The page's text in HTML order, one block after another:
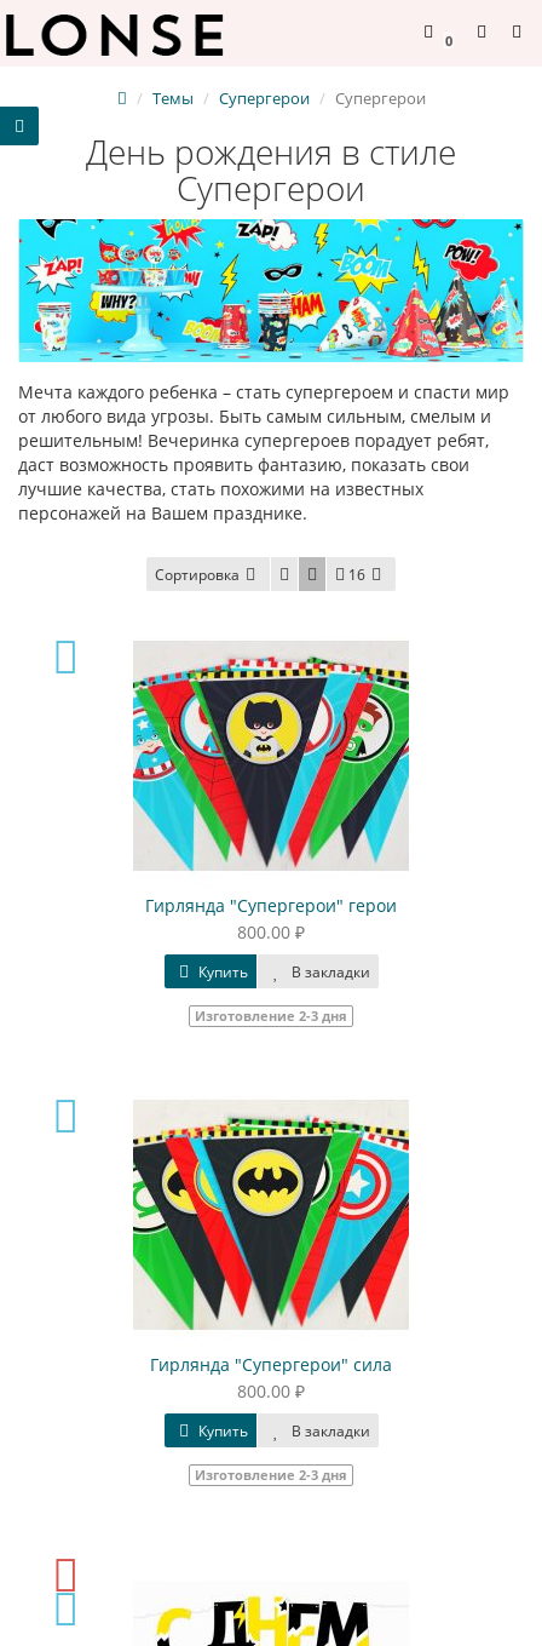
0
Темы Супергерои Супергерои
День рождения в стиле
Супергерои
Мечта каждого ребенка – стать супергероем и спасти мир
от любого вида угрозы. Быть самым сильным, смелым и
решительным! Вечеринка супергероев порадует ребят,
даст возможность проявить фантазию, показать свои
лучшие качества, стать похожими на известных
персонажей на Вашем празднике.
Сортировка 16
Гирлянда "Супергерои" герои
800.00 ₽
Купить В закладки
Изготовление 2-3 дня
Гирлянда "Супергерои" сила
800.00 ₽
Купить В закладки
Изготовление 2-3 дня